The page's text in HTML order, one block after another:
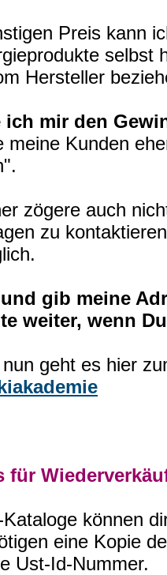
Preis kann
selbst
Hersteller
ich mir den
meine Kunden
zögere auch
zu
gib meine
weiter, wenn
geht es hier
für
Kataloge können
eine Kopie
Ust-Id-Nummer.